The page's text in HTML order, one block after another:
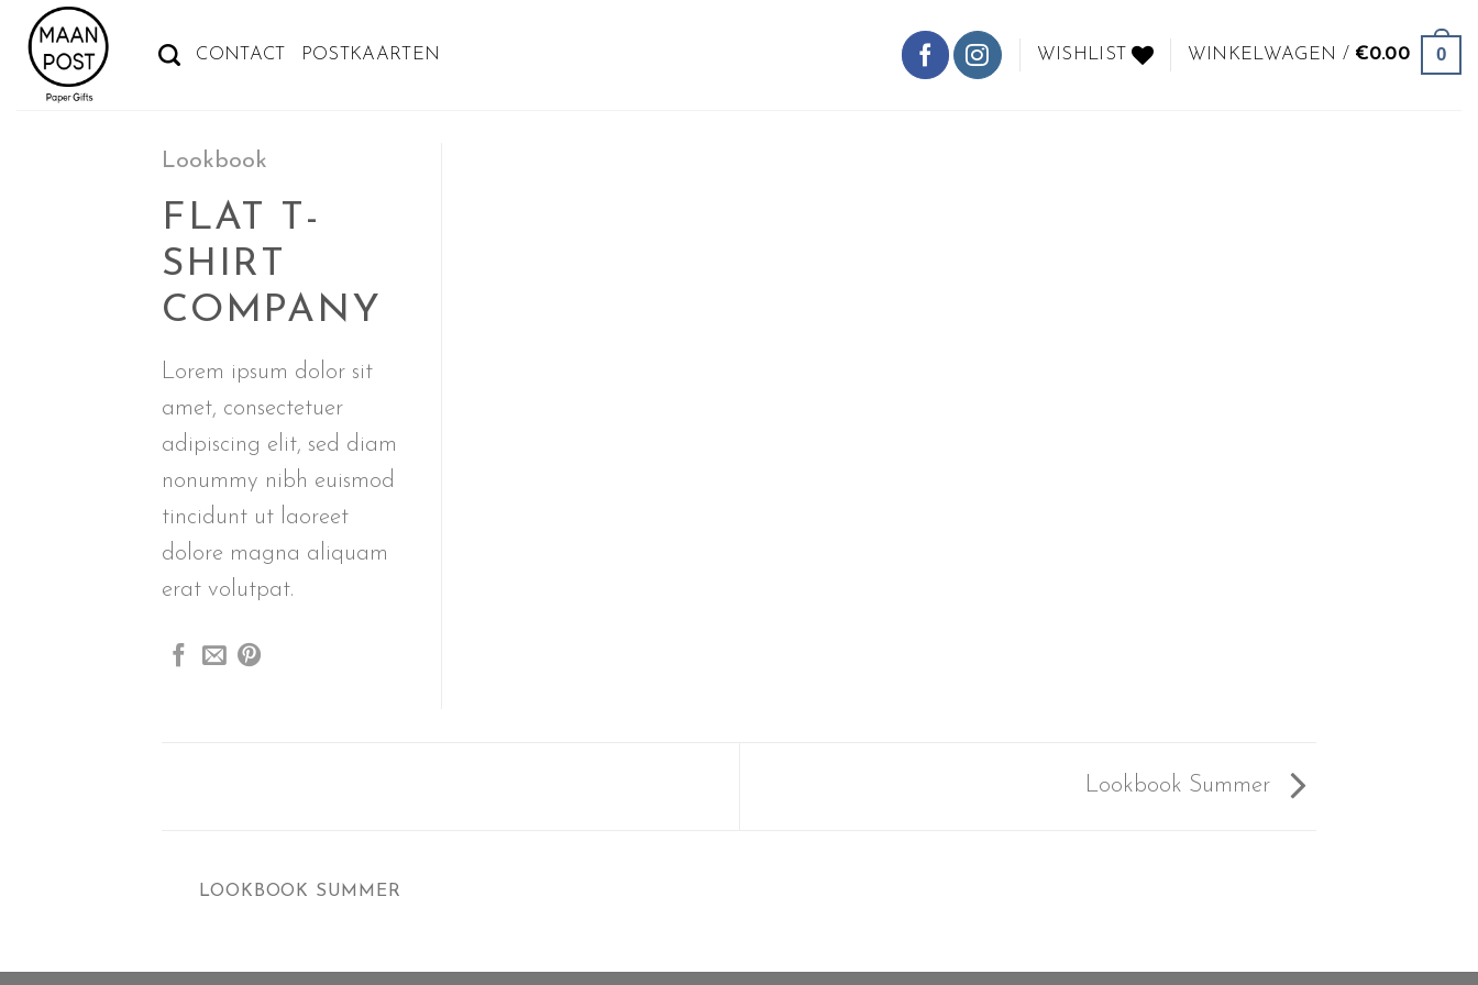
naar
inhoud
CONTACT POSTKAARTEN WISHLIST WINKELWAGEN / €0.00 0
Lookbook
FLAT T-
SHIRT
COMPANY
Lorem ipsum dolor sit
amet, consectetuer
adipiscing elit, sed diam
nonummy nibh euismod
tincidunt ut laoreet
dolore magna aliquam
erat volutpat.
Lookbook Summer
LOOKBOOK SUMMER